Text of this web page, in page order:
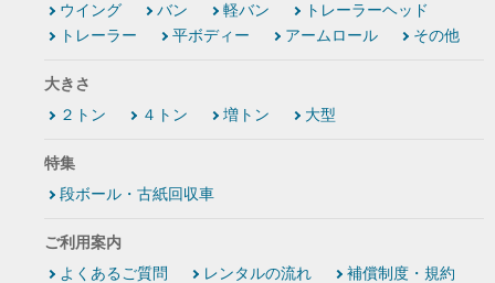
ウイング
バン 軽バン
トレーラーヘッド
トレーラー
平ボディー アームロール その他
大きさ
２トン
４トン 増トン 大型
特集
段ボール・古紙回収車
ご利用案内
よくあるご質問
レンタルの流れ 補償制度・規約